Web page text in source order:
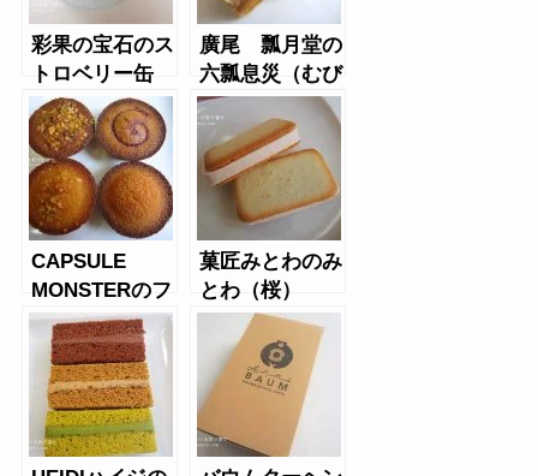
彩果の宝石のス
トロベリー缶
廣尾 瓢月堂の
六瓢息災（むび
ょうそくさい）
CAPSULE
MONSTERのフ
ィナンシェ
菓匠みとわのみ
とわ（桜）